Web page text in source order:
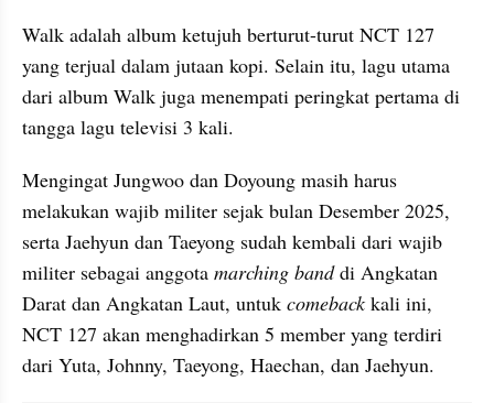
Walk adalah album ketujuh berturut-turut NCT 127
yang terjual dalam jutaan kopi. Selain itu, lagu utama
dari album Walk juga menempati peringkat pertama di
tangga lagu televisi 3 kali.
Mengingat Jungwoo dan Doyoung masih harus
melakukan wajib militer sejak bulan Desember 2025,
serta Jaehyun dan Taeyong sudah kembali dari wajib
militer sebagai anggota marching band di Angkatan
Darat dan Angkatan Laut, untuk comeback kali ini,
NCT 127 akan menghadirkan 5 member yang terdiri
dari Yuta, Johnny, Taeyong, Haechan, dan Jaehyun.